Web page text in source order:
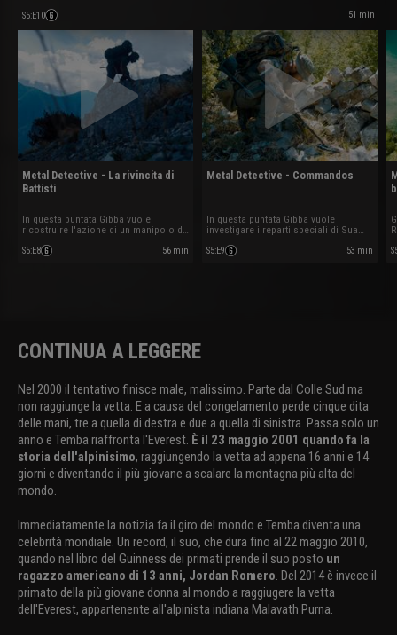
S5:E10 51 min
Metal Detective - La rivincita di
Battisti
In questa puntata Gibba vuole
ricostruire l'azione di un manipolo di
mondiale, riuscì a vendicare la
S5:E8 56 min
Metal Detective - Commandos
In questa puntata Gibba vuole
investigare i reparti speciali di Sua
loro azioni volte alla liberazione di
S5:E9 53 min
CONTINUA A LEGGERE
Nel 2000 il tentativo finisce male, malissimo. Parte dal Colle Sud ma
non raggiunge la vetta. E a causa del congelamento perde cinque dita
delle mani, tre a quella di destra e due a quella di sinistra. Passa solo un
anno e Temba riaffronta l'Everest. È il 23 maggio 2001 quando fa la
storia dell'alpinisimo, raggiungendo la vetta ad appena 16 anni e 14
giorni e diventando il più giovane a scalare la montagna più alta del
mondo.
Immediatamente la notizia fa il giro del mondo e Temba diventa una
celebrità mondiale. Un record, il suo, che dura fino al 22 maggio 2010,
quando nel libro del Guinness dei primati prende il suo posto un
ragazzo americano di 13 anni, Jordan Romero. Del 2014 è invece il
primato della più giovane donna al mondo a raggiugere la vetta
dell'Everest, appartenente all'alpinista indiana Malavath Purna.